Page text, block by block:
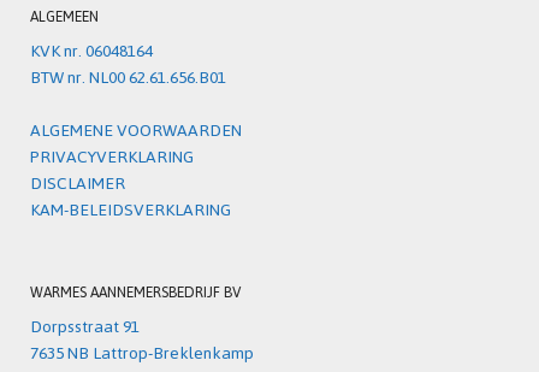
ALGEMEEN
KVK nr. 06048164
BTW nr. NL00 62.61.656.B01
ALGEMENE VOORWAARDEN
PRIVACYVERKLARING
DISCLAIMER
KAM-BELEIDSVERKLARING
WARMES AANNEMERSBEDRIJF BV
Dorpsstraat 91
7635 NB Lattrop-Breklenkamp